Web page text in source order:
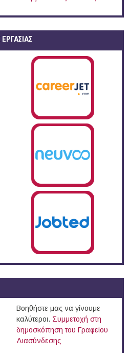
Βοηθήστε μας να γίνουμε
καλύτεροι. Συμμετοχή στη
δημοσκόπηση του Γραφείου
Διασύνδεσης